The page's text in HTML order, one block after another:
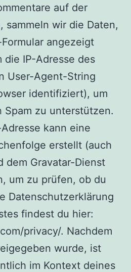
auf der
sammeln wir die Daten,
angezeigt
die IP-Adresse des
User-Agent-String
identifiziert), um
Spam zu unterstützen.
kann eine
erstellt (auch
dem Gravatar-Dienst
um zu prüfen, ob du
Datenschutzerklärung
findest du hier:
privacy/. Nachdem
wurde, ist
im Kontext deines